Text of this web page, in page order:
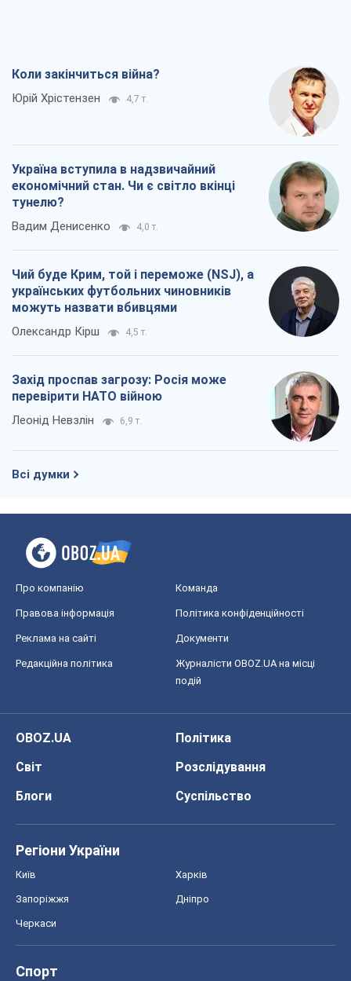
Коли закінчиться війна?
Юрій Хрістензен 4,7 т.
Україна вступила в надзвичайний
економічний стан. Чи є світло вкінці
тунелю?
Вадим Денисенко 4,0 т.
Чий буде Крим, той і переможе (NSJ), а
українських футбольних чиновників
можуть назвати вбивцями
Олександр Кірш 4,5 т.
Захід проспав загрозу: Росія може
перевірити НАТО війною
Леонід Невзлін 6,9 т.
Всі думки
Про компанію Команда
Правова інформація Політика конфіденційності
Реклама на сайті Документи
Редакційна політика
Журналісти OBOZ.UA на місці
подій
OBOZ.UA
Політика
Світ
Розслідування
Блоги
Суспільство
Регіони України
Київ Харків
Запоріжжя Дніпро
Черкаси
Спорт